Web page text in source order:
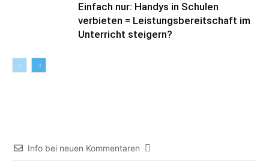
Einfach nur: Handys in Schulen
verbieten = Leistungsbereitschaft im
Unterricht steigern?
Info bei neuen Kommentaren